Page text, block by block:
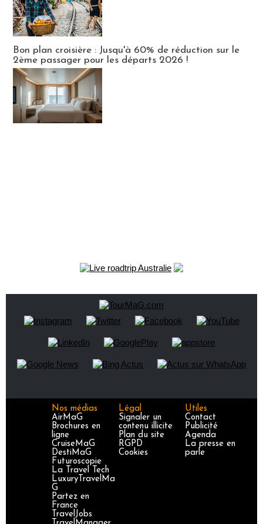
Bon plan croisière : Jusqu'à 60% de réduction sur le
2ème passager pour les départs 2026 !
Nos médias
AirMaG
Brochures en
ligne
CruiseMaG
DestiMaG
Futuroscopie
La Travel Tech
LuxuryTravelMa
G
Partez en
France
TravelJobs
Légal
Signaler un
contenu illicite
Plan du site
RGPD
Cookies
Utiles
Contact
Publicité
Agenda
La presse en
parle